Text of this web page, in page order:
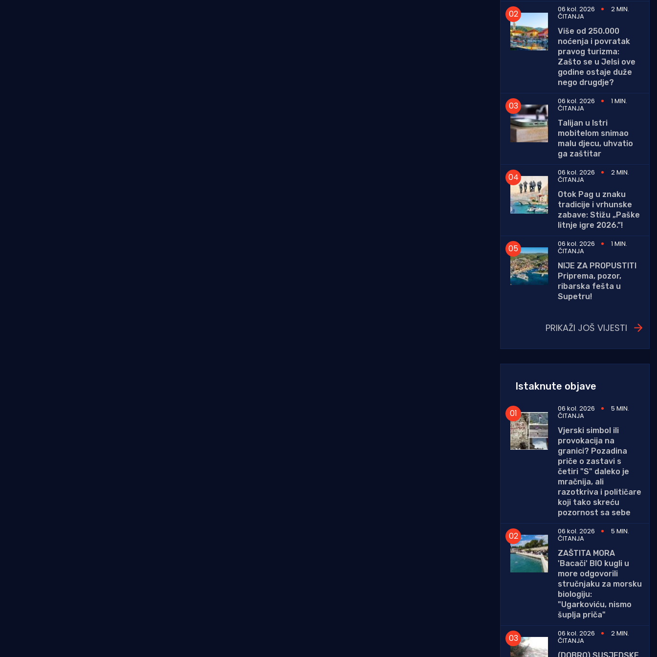
06 kol. 2026 2 MIN.
ČITANJA
Više od 250.000
noćenja i povratak
pravog turizma:
Zašto se u Jelsi ove
godine ostaje duže
nego drugdje?
06 kol. 2026
1 MIN.
ČITANJA
Talijan u Istri
mobitelom snimao
malu djecu, uhvatio
ga zaštitar
06 kol. 2026
2 MIN.
ČITANJA
Otok Pag u znaku
tradicije i vrhunske
zabave: Stižu „Paške
litnje igre 2026.”!
06 kol. 2026
1 MIN.
ČITANJA
NIJE ZA PROPUSTITI
Priprema, pozor,
ribarska fešta u
Supetru!
PRIKAŽI JOŠ VIJESTI
Istaknute objave
06 kol. 2026 5 MIN.
ČITANJA
Vjerski simbol ili
provokacija na
granici? Pozadina
priče o zastavi s
četiri "S" daleko je
mračnija, ali
razotkriva i političare
koji tako skreću
pozornost sa sebe
06 kol. 2026
5 MIN.
ČITANJA
ZAŠTITA MORA
'Bacači' BIO kugli u
more odgovorili
stručnjaku za morsku
biologiju:
"Ugarkoviću, nismo
šuplja priča"
06 kol. 2026
2 MIN.
ČITANJA
(DOBRO) SUSJEDSKE